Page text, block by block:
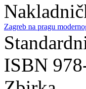
Zagreb na pragu
ISBN